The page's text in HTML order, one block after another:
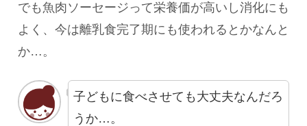
でも魚肉ソーセージって栄養価が高いし消化にも
よく、今は離乳食完了期にも使われるとかなんと
か…。
子どもに食べさせても大丈夫なんだろ
うか…。